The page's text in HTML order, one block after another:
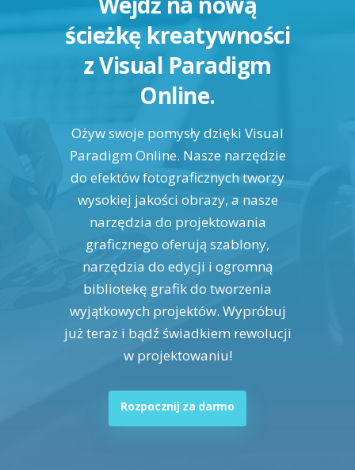
ścieżkę kreatywności
z Visual Paradigm
Online.
Ożyw swoje pomysły dzięki Visual
Paradigm Online. Nasze narzędzie
do efektów fotograficznych tworzy
wysokiej jakości obrazy, a nasze
narzędzia do projektowania
graficznego oferują szablony,
narzędzia do edycji i ogromną
bibliotekę grafik do tworzenia
wyjątkowych projektów. Wypróbuj
już teraz i bądź świadkiem rewolucji
w projektowaniu!
Rozpocznij za darmo